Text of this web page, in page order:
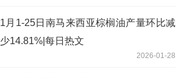
1月1-25日南马来西亚棕榈油产量环比减
少14.81%|每日热文
2026-01-28